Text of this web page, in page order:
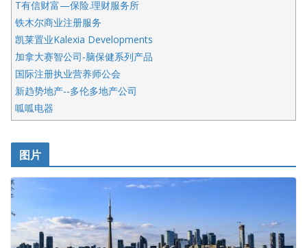
T有信财富—保险.理财服务所
铁木尔商业注册服务
凯莱置业Kalexia Developments
加拿大赛智公司-脑保健系列产品
国际注册执业营养师公会
新趋势地产--多伦多地产公司
呱呱电器
开明车行KS CAR SALES & SERVICE
皇后金融集团
铁木尔商业注册服务
图片